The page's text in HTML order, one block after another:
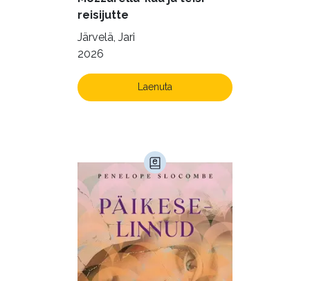
reisijutte
Järvelä, Jari
2026
Laenuta